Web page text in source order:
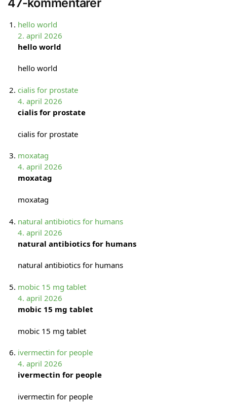
hello world
2. april 2026
hello world
hello world
cialis for prostate
4. april 2026
cialis for prostate
cialis for prostate
moxatag
4. april 2026
moxatag
moxatag
natural antibiotics for humans
4. april 2026
natural antibiotics for humans
natural antibiotics for humans
mobic 15 mg tablet
4. april 2026
mobic 15 mg tablet
mobic 15 mg tablet
ivermectin for people
4. april 2026
ivermectin for people
ivermectin for people